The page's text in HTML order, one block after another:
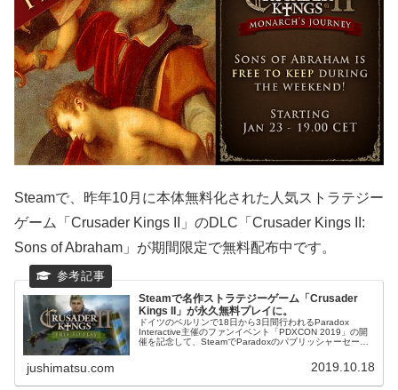
Steamで、昨年10月に本体無料化された人気ストラテジー
ゲーム「Crusader Kings II」のDLC「Crusader Kings II:
Sons of Abraham」が期間限定で無料配布中です。
Steamで名作ストラテジーゲーム「Crusader
Kings II」が永久無料プレイに。
ドイツのベルリンで18日から3日間行われるParadox
Interactive主催のファンイベント「PDXCON 2019」の開
催を記念して、SteamでParadoxのパブリッシャーセール
jushimatsu.com 2019.10.18